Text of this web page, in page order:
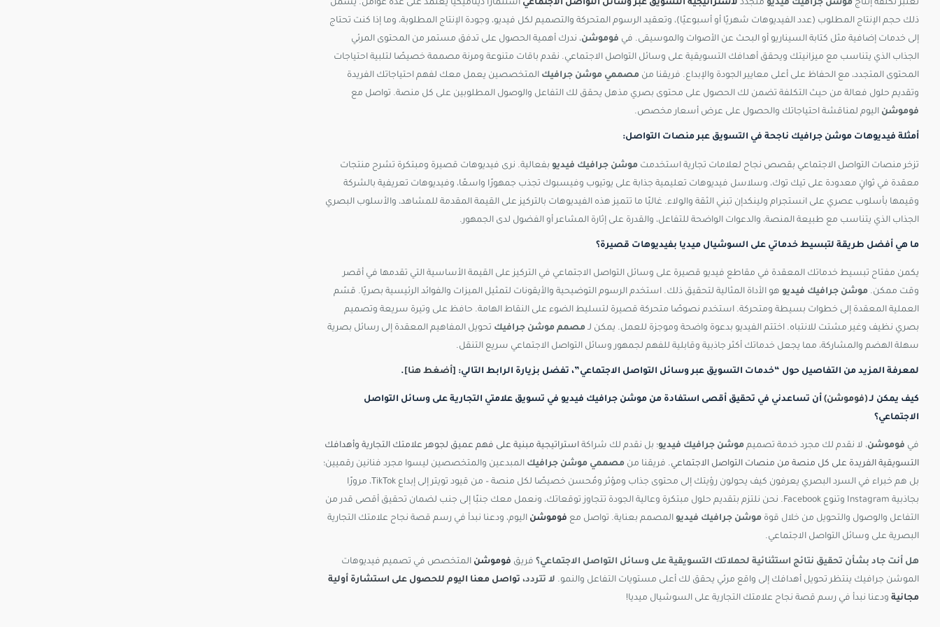
تعتبر تكلفة إنتاج موشن جرافيك فيديو متجدد لاستراتيجية التسويق عبر وسائل التواصل الاجتماعي استثمارًا ديناميكيًا يعتمد على عدة عوامل. يشمل
ذلك حجم الإنتاج المطلوب (عدد الفيديوهات شهريًا أو أسبوعيًا)، وتعقيد الرسوم المتحركة والتصميم لكل فيديو، وجودة الإنتاج المطلوبة، وما إذا كنت تحتاج
إلى خدمات إضافية مثل كتابة السيناريو أو البحث عن الأصوات والموسيقى. في فوموشن، ندرك أهمية الحصول على تدفق مستمر من المحتوى المرئي
الجذاب الذي يتناسب مع ميزانيتك ويحقق أهدافك التسويقية على وسائل التواصل الاجتماعي. نقدم باقات متنوعة ومرنة مصممة خصيصًا لتلبية احتياجات
المحتوى المتجدد، مع الحفاظ على أعلى معايير الجودة والإبداع. فريقنا من مصممي موشن جرافيك المتخصصين يعمل معك لفهم احتياجاتك الفريدة
وتقديم حلول فعالة من حيث التكلفة تضمن لك الحصول على محتوى بصري مذهل يحقق لك التفاعل والوصول المطلوبين على كل منصة. تواصل مع
فوموشن اليوم لمناقشة احتياجاتك والحصول على عرض أسعار مخصص.
أمثلة فيديوهات موشن جرافيك ناجحة في التسويق عبر منصات التواصل:
تزخر منصات التواصل الاجتماعي بقصص نجاح لعلامات تجارية استخدمت موشن جرافيك فيديو بفعالية. نرى فيديوهات قصيرة ومبتكرة تشرح منتجات
معقدة في ثوانٍ معدودة على تيك توك، وسلاسل فيديوهات تعليمية جذابة على يوتيوب وفيسبوك تجذب جمهورًا واسعًا، وفيديوهات تعريفية بالشركة
وقيمها بأسلوب عصري على انستجرام ولينكدإن تبني الثقة والولاء. غالبًا ما تتميز هذه الفيديوهات بالتركيز على القيمة المقدمة للمشاهد، والأسلوب البصري
الجذاب الذي يتناسب مع طبيعة المنصة، والدعوات الواضحة للتفاعل، والقدرة على إثارة المشاعر أو الفضول لدى الجمهور.
ما هي أفضل طريقة لتبسيط خدماتي على السوشيال ميديا بفيديوهات قصيرة؟
يكمن مفتاح تبسيط خدماتك المعقدة في مقاطع فيديو قصيرة على وسائل التواصل الاجتماعي في التركيز على القيمة الأساسية التي تقدمها في أقصر
وقت ممكن. موشن جرافيك فيديو هو الأداة المثالية لتحقيق ذلك. استخدم الرسوم التوضيحية والأيقونات لتمثيل الميزات والفوائد الرئيسية بصريًا. قسّم
العملية المعقدة إلى خطوات بسيطة ومتحركة. استخدم نصوصًا متحركة قصيرة لتسليط الضوء على النقاط الهامة. حافظ على وتيرة سريعة وتصميم
بصري نظيف وغير مشتت للانتباه. اختتم الفيديو بدعوة واضحة وموجزة للعمل. يمكن لـ مصمم موشن جرافيك تحويل المفاهيم المعقدة إلى رسائل بصرية
سهلة الهضم والمشاركة، مما يجعل خدماتك أكثر جاذبية وقابلية للفهم لجمهور وسائل التواصل الاجتماعي سريع التنقل.
لمعرفة المزيد من التفاصيل حول “خدمات التسويق عبر وسائل التواصل الاجتماعي”، تفضل بزيارة الرابط التالي: [أضغط هنا] .
كيف يمكن لـ(فوموشن) أن تساعدني في تحقيق أقصى استفادة من موشن جرافيك فيديو في تسويق علامتي التجارية على وسائل التواصل
الاجتماعي؟
في فوموشن، لا نقدم لك مجرد خدمة تصميم موشن جرافيك فيديو؛ بل نقدم لك شراكة استراتيجية مبنية على فهم عميق لجوهر علامتك التجارية وأهدافك
التسويقية الفريدة على كل منصة من منصات التواصل الاجتماعي. فريقنا من مصممي موشن جرافيك المبدعين والمتخصصين ليسوا مجرد فنانين رقميين؛
بل هم خبراء في السرد البصري يعرفون كيف يحولون رؤيتك إلى محتوى جذاب ومؤثر ومُحسن خصيصًا لكل منصة – من قيود تويتر إلى إبداع TikTok، مرورًا
بجاذبية Instagram وتنوع Facebook. نحن نلتزم بتقديم حلول مبتكرة وعالية الجودة تتجاوز توقعاتك، ونعمل معك جنبًا إلى جنب لضمان تحقيق أقصى قدر من
التفاعل والوصول والتحويل من خلال قوة موشن جرافيك فيديو المصمم بعناية. تواصل مع فوموشن اليوم، ودعنا نبدأ في رسم قصة نجاح علامتك التجارية
البصرية على وسائل التواصل الاجتماعي.
هل أنت جاد بشأن تحقيق نتائج استثنائية لحملاتك التسويقية على وسائل التواصل الاجتماعي؟ فريق فوموشن المتخصص في تصميم فيديوهات
الموشن جرافيك ينتظر تحويل أهدافك إلى واقع مرئي يحقق لك أعلى مستويات التفاعل والنمو. لا تتردد، تواصل معنا اليوم للحصول على استشارة أولية
مجانية ودعنا نبدأ في رسم قصة نجاح علامتك التجارية على السوشيال ميديا!